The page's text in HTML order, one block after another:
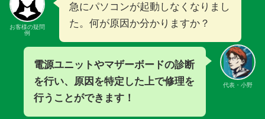
お客様の疑問
例
急にパソコンが起動しなくなりまし
た。何が原因か分かりますか？
代表・小野
電源ユニットやマザーボードの診断
を行い、原因を特定した上で修理を
行うことができます！